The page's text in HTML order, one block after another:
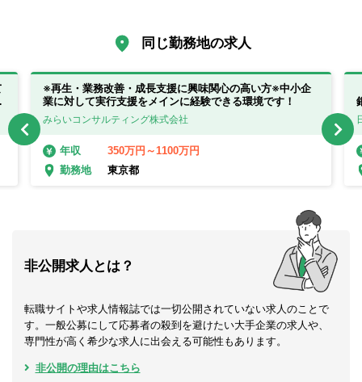
同じ勤務地の求人
※再生・業務改善・成長支援に興味関心の高い方※中小企
業に対して実行支援をメインに経験できる環境です！
みらいコンサルティング株式会社
年収
350万円～1100万円
勤務地
東京都
非公開求人とは？
転職サイトや求人情報誌では一切公開されていない求人のことで
す。一般公募にして応募者の殺到を避けたい大手企業の求人や、
専門性が高く希少な求人に出会える可能性もあります。
非公開の理由はこちら